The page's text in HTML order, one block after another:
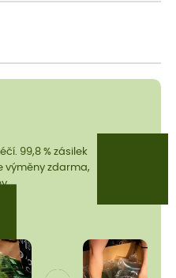
99,8 % zásilek
výměny zdarma,